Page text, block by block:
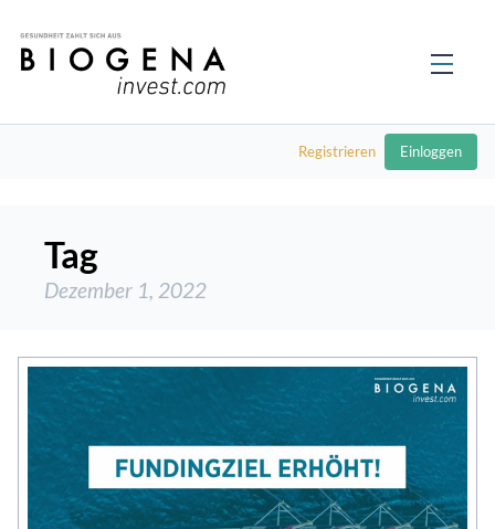
Registrieren Einloggen
Tag
Dezember 1, 2022